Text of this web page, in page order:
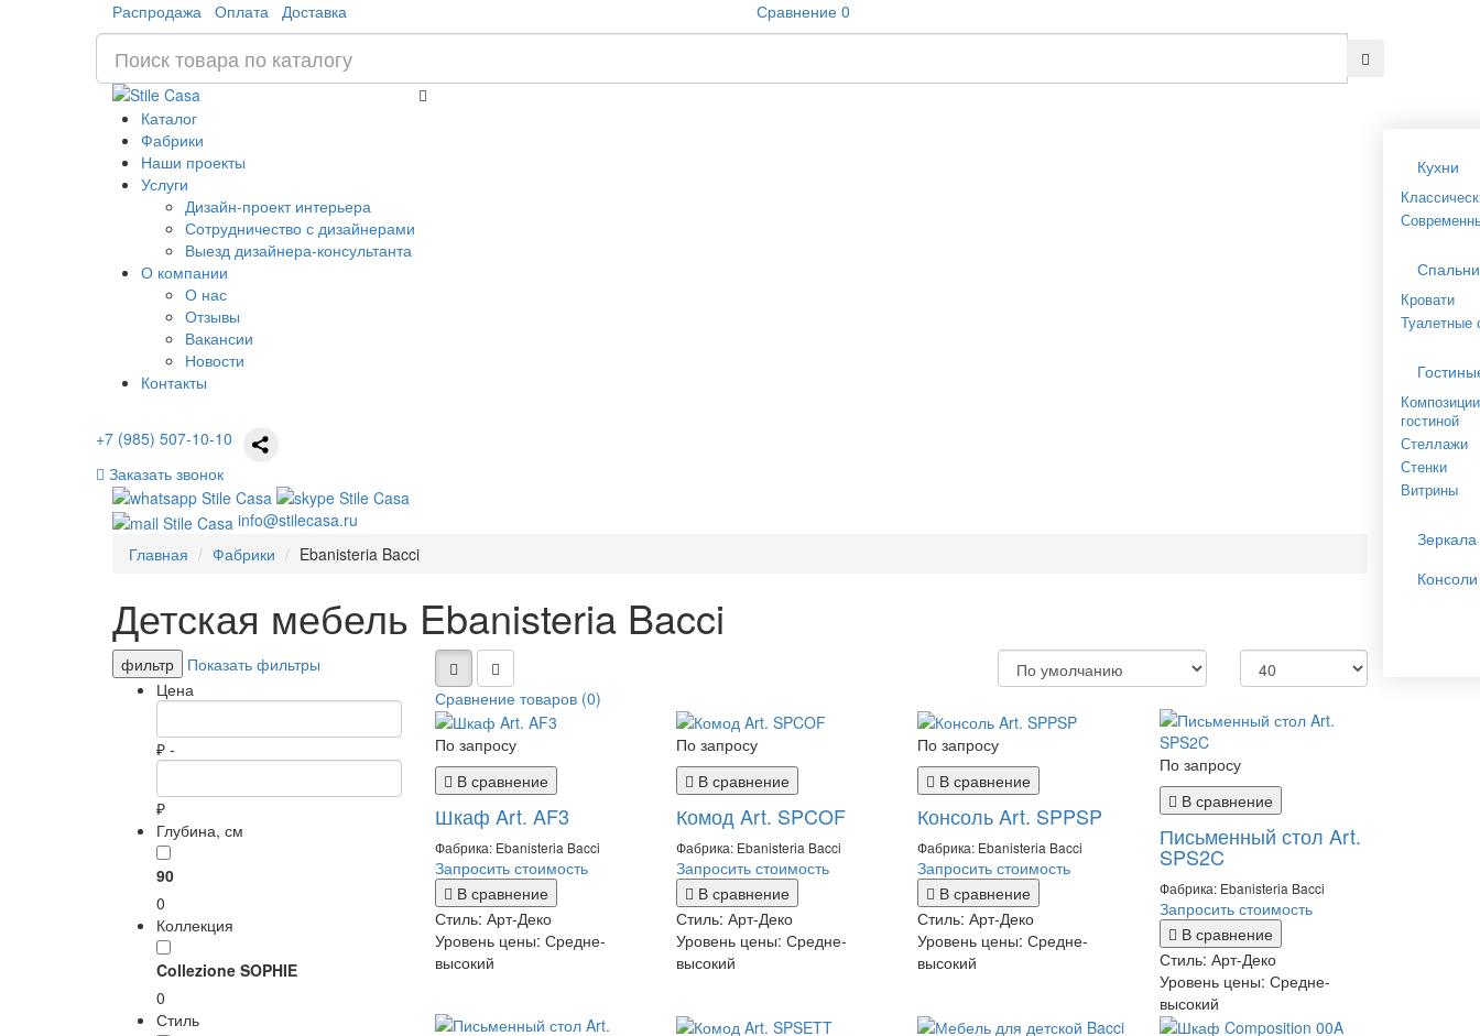
Распродажа Оплата Доставка Сравнение 0
Каталог
Кухни
Спальни
Кровати
Туалетные
гостиной
Стеллажи
Стенки
Витрины
Зеркала
Консоли
Фабрики
Наши проекты
Услуги
Дизайн-проект интерьера
Сотрудничество с дизайнерами
Выезд дизайнера-консультанта
О компании
О нас
Отзывы
Вакансии
Новости
Контакты
+7 (985) 507-10-10
Заказать звонок
info@stilecasa.ru
Главная
Фабрики Ebanisteria Bacci
Детская мебель Ebanisteria Bacci
фильтр
Показать фильтры
Цена
₽ -
₽
Глубина, см
90
0
Коллекция
Collezione SOPHIE
0
Стиль
Сравнение товаров (0)
По запросу
В сравнение
Шкаф Art. AF3
Фабрика: Ebanisteria Bacci
Запросить стоимость
В сравнение
Стиль: Арт-Деко
Уровень цены: Средне-
высокий
По запросу
В сравнение
Комод Art. SPCOF
Фабрика: Ebanisteria Bacci
Запросить стоимость
В сравнение
Стиль: Арт-Деко
Уровень цены: Средне-
высокий
По запросу
В сравнение
Консоль Art. SPPSP
Фабрика: Ebanisteria Bacci
Запросить стоимость
В сравнение
Стиль:Арт-Деко
Уровень цены:Средне-
высокий
По запросу
В сравнение
Письменный стол Art.
SPS2C
Фабрика: Ebanisteria Bacci
Запросить стоимость
В сравнение
Стиль: Арт-Деко
Уровень цены: Средне-
высокий